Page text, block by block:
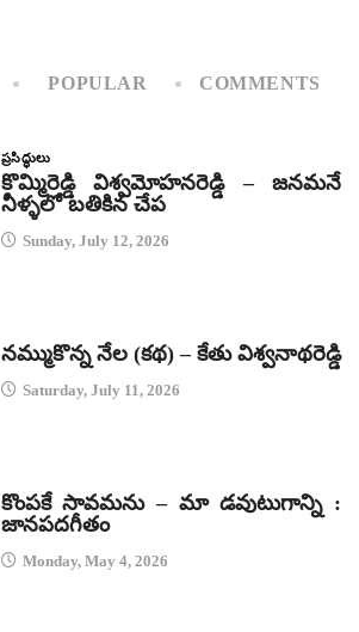
POPULAR COMMENTS
ప్రసిద్ధులు
కొమ్మిరెడ్డి విశ్వమోహనరెడ్డి – జనమనే
నీళ్ళలో బతికిన చేప
Sunday, July 12, 2026
నమ్ముకొన్న నేల (కథ) – కేతు విశ్వనాథరెడ్డి
Saturday, July 11, 2026
కొంపకే సావమను – మా డవుటుగాన్ని :
జానపదగీతం
Monday, May 4, 2026